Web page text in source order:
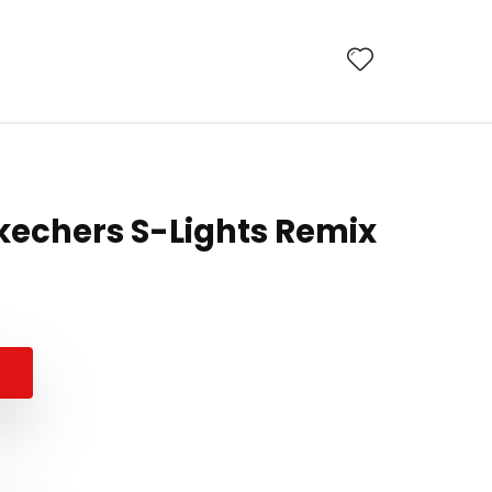
S-Lights Remix